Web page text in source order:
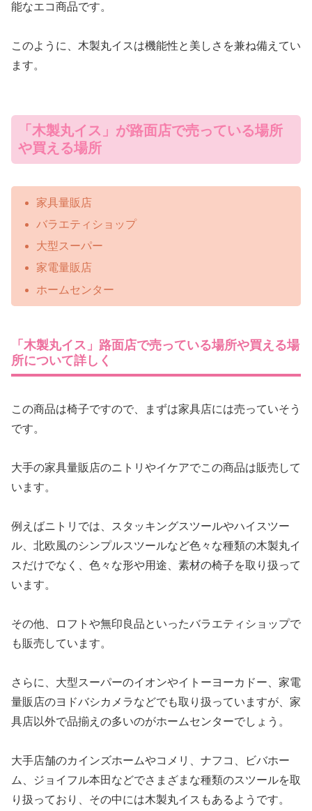
能なエコ商品です。
このように、木製丸イスは機能性と美しさを兼ね備えてい
ます。
「木製丸イス」が路面店で売っている場所
や買える場所
家具量販店
バラエティショップ
大型スーパー
家電量販店
ホームセンター
「木製丸イス」路面店で売っている場所や買える場
所について詳しく
この商品は椅子ですので、まずは家具店には売っていそう
です。
大手の家具量販店のニトリやイケアでこの商品は販売して
います。
例えばニトリでは、スタッキングスツールやハイスツー
ル、北欧風のシンプルスツールなど色々な種類の木製丸イ
スだけでなく、色々な形や用途、素材の椅子を取り扱って
います。
その他、ロフトや無印良品といったバラエティショップで
も販売しています。
さらに、大型スーパーのイオンやイトーヨーカドー、家電
量販店のヨドバシカメラなどでも取り扱っていますが、家
具店以外で品揃えの多いのがホームセンターでしょう。
大手店舗のカインズホームやコメリ、ナフコ、ビバホー
ム、ジョイフル本田などでさまざまな種類のスツールを取
り扱っており、その中には木製丸イスもあるようです。